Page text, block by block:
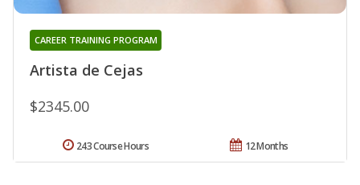
Artista de Cejas
CAREER TRAINING PROGRAM
$2345.00
12 Months
243 Course Hours